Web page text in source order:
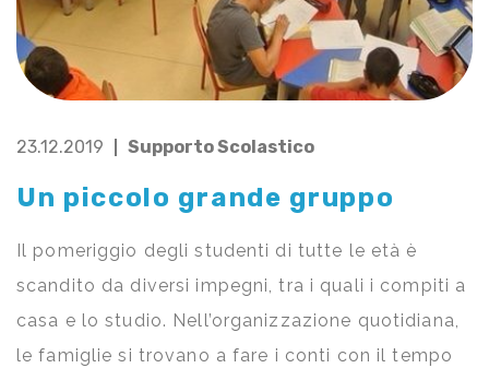
23.12.2019 Supporto Scolastico
Un piccolo grande gruppo
Il pomeriggio degli studenti di tutte le età è
scandito da diversi impegni, tra i quali i compiti a
casa e lo studio. Nell’organizzazione quotidiana,
le famiglie si trovano a fare i conti con il tempo